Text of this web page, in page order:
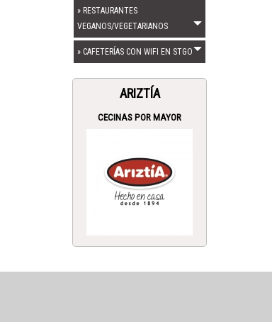
» RESTAURANTES
VEGANOS/VEGETARIANOS
» CAFETERÍAS CON WIFI EN STGO
ARIZTÍA
CECINAS POR MAYOR